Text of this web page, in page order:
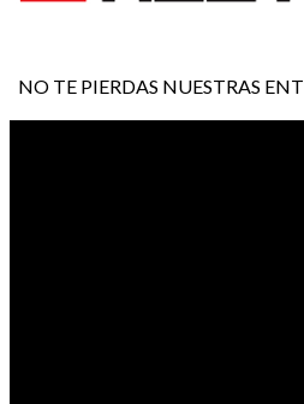
NO TE PIERDAS NUESTRAS